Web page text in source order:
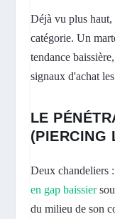
Déjà vu plus haut,
catégorie. Un
tendance
signaux d'achat
LE
(PIERCING
Deux chandeliers
en gap baissier
du milieu de son